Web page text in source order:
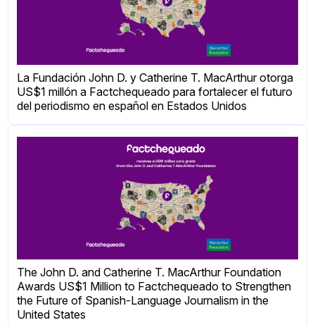
La Fundación John D. y Catherine T. MacArthur otorga
US$1 millón a Factchequeado para fortalecer el futuro
del periodismo en español en Estados Unidos
The John D. and Catherine T. MacArthur Foundation
Awards US$1 Million to Factchequeado to Strengthen
the Future of Spanish-Language Journalism in the
United States